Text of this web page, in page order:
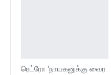
ரெட்ரோ ‘நாயகனுக்கு வைர